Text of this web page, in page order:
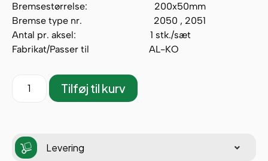
Bremsestørrelse: 200x50mm
Bremse type nr. 2050 , 2051
Antal pr. aksel: 1 stk./sæt
Fabrikat/Passer til AL-KO
Tilføj til kurv
Levering